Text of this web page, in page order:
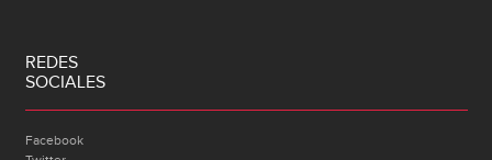
REDES
SOCIALES
Facebook